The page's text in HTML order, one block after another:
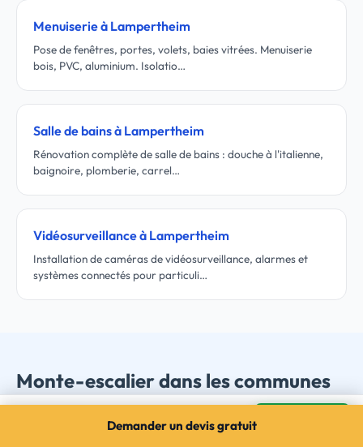
Menuiserie à Lampertheim
Pose de fenêtres, portes, volets, baies vitrées. Menuiserie
bois, PVC, aluminium. Isolatio…
Salle de bains à Lampertheim
Rénovation complète de salle de bains : douche à l'italienne,
baignoire, plomberie, carrel…
Vidéosurveillance à Lampertheim
Installation de caméras de vidéosurveillance, alarmes et
systèmes connectés pour particuli…
Monte-escalier dans les communes
voisines
3 devis gratuits · sans engagementDemander un devis gratuit